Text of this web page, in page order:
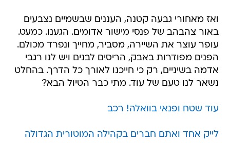
ואז מאחורי גבעה קטנה, העננים שבשמיים נצבעים
באור צהבהב של פנסי מישור אדומים. הגענו. כמעט.
עופר עוצר את השיירה, מסביר, מחייך ונפרד מכולם.
הפנים מפודרות באבק, הריסים לבנים ויש לנו רגבי
אדמה בשיניים, רק כי חייכנו לאורך כל הדרך. בהחלט
נשאר לנו טעם של עוד. מתי כבר הטיול הבא?
עוד שטח ופנאי בוואלה! רכב
לייק אחד ואתם חברים בקהילה המוטורית הגדולה